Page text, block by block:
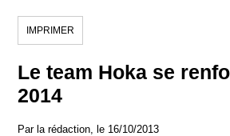
IMPRIMER
Le team Hoka se
2014
Par la rédaction, le 16/10/2013